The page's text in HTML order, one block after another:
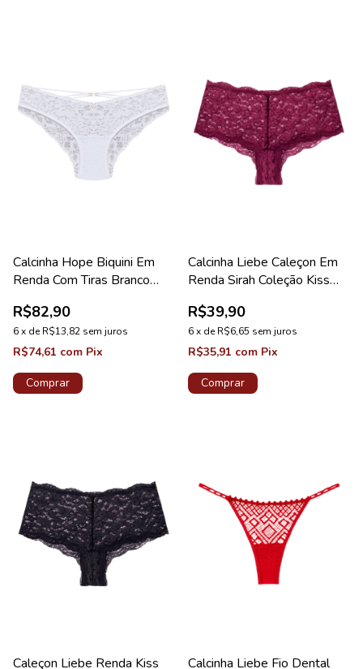
Calcinha Hope Biquini Em
Renda Com Tiras Branco
R$82,90
6x deR$13,82 sem juros
R$74,61 com Pix
Comprar
Calcinha Liebe Caleçon Em
Renda Sirah Coleção Kiss
R$39,90
6x deR$6,65 sem juros
R$35,91 com Pix
Comprar
Caleçon Liebe Renda Kiss Calcinha Liebe Fio Dental